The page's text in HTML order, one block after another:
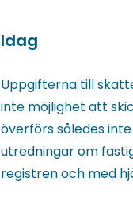
Idag
Uppgifterna till
inte möjlighet att
överförs således
utredningar om
registren och med